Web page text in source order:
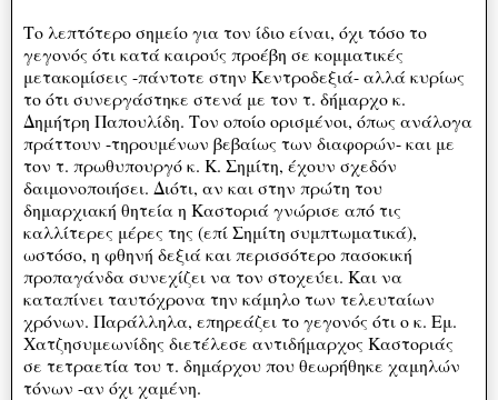
Το λεπτότερο σημείο για τον ίδιο είναι, όχι τόσο το
γεγονός ότι κατά καιρούς προέβη σε κομματικές
μετακομίσεις -πάντοτε στην Κεντροδεξιά- αλλά κυρίως
το ότι συνεργάστηκε στενά με τον τ. δήμαρχο κ.
Δημήτρη Παπουλίδη. Τον οποίο ορισμένοι, όπως ανάλογα
πράττουν -τηρουμένων βεβαίως των διαφορών- και με
τον τ. πρωθυπουργό κ. Κ. Σημίτη, έχουν σχεδόν
δαιμονοποιήσει. Διότι, αν και στην πρώτη του
δημαρχιακή θητεία η Καστοριά γνώρισε από τις
καλλίτερες μέρες της (επί Σημίτη συμπτωματικά),
ωστόσο, η φθηνή δεξιά και περισσότερο πασοκική
προπαγάνδα συνεχίζει να τον στοχεύει. Και να
καταπίνει ταυτόχρονα την κάμηλο των τελευταίων
χρόνων. Παράλληλα, επηρεάζει το γεγονός ότι ο κ. Εμ.
Χατζησυμεωνίδης διετέλεσε αντιδήμαρχος Καστοριάς
σε τετραετία του τ. δημάρχου που θεωρήθηκε χαμηλών
τόνων -αν όχι χαμένη.